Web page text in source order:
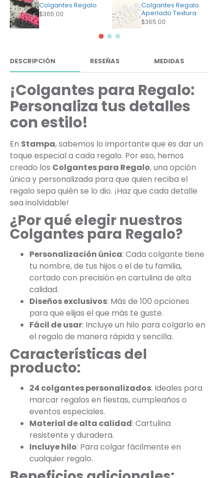
Colgantes Regalo
$365.00
Colgantes Regalo
Aperlado Textura
$365.00
DESCRIPCIÓN RESEÑAS MEDIDAS
¡Colgantes para Regalo:
Personaliza tus detalles
con estilo!
En Stampa, sabemos lo importante que es dar un
toque especial a cada regalo. Por eso, hemos
creado los Colgantes para Regalo, una opción
única y personalizada para que quien reciba el
regalo sepa quién se lo dio. ¡Haz que cada detalle
sea inolvidable!
¿Por qué elegir nuestros
Colgantes para Regalo?
Personalización única: Cada colgante tiene
tu nombre, de tus hijos o el de tu familia,
cortado con precisión en cartulina de alta
calidad.
Diseños exclusivos: Más de 100 opciones
para que elijas el que más te guste.
Fácil de usar: Incluye un hilo para colgarlo en
el regalo de manera rápida y sencilla.
Características del
producto:
24 colgantes personalizados: Ideales para
marcar regalos en fiestas, cumpleaños o
eventos especiales.
Material de alta calidad: Cartulina
resistente y duradera.
Incluye hilo: Para colgar fácilmente en
cualquier regalo.